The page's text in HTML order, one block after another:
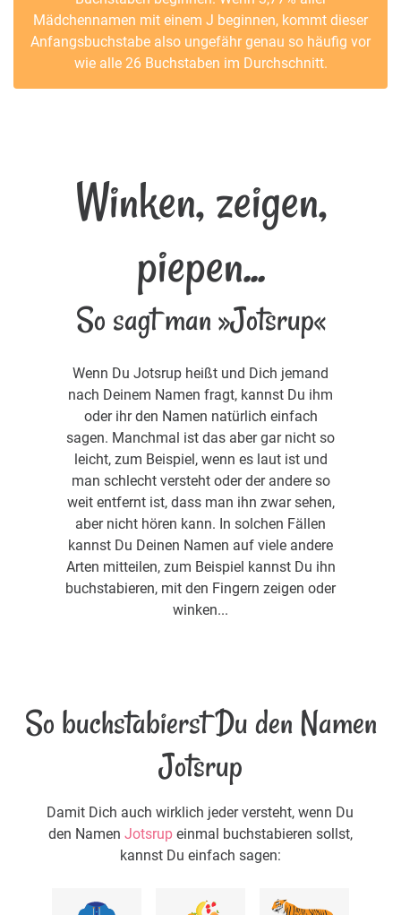
Mädchennamen mit einem J beginnen, kommt dieser
Anfangsbuchstabe also ungefähr genau so häufig vor
wie alle 26 Buchstaben im Durchschnitt.
Winken, zeigen,
piepen...
So sagt man »Jotsrup«
Wenn Du Jotsrup heißt und Dich jemand
nach Deinem Namen fragt, kannst Du ihm
oder ihr den Namen natürlich einfach
sagen. Manchmal ist das aber gar nicht so
leicht, zum Beispiel, wenn es laut ist und
man schlecht versteht oder der andere so
weit entfernt ist, dass man ihn zwar sehen,
aber nicht hören kann. In solchen Fällen
kannst Du Deinen Namen auf viele andere
Arten mitteilen, zum Beispiel kannst Du ihn
buchstabieren, mit den Fingern zeigen oder
winken...
So buchstabierst Du den Namen
Jotsrup
Damit Dich auch wirklich jeder versteht, wenn Du
den Namen Jotsrupeinmal buchstabieren sollst,
kannst Du einfach sagen: